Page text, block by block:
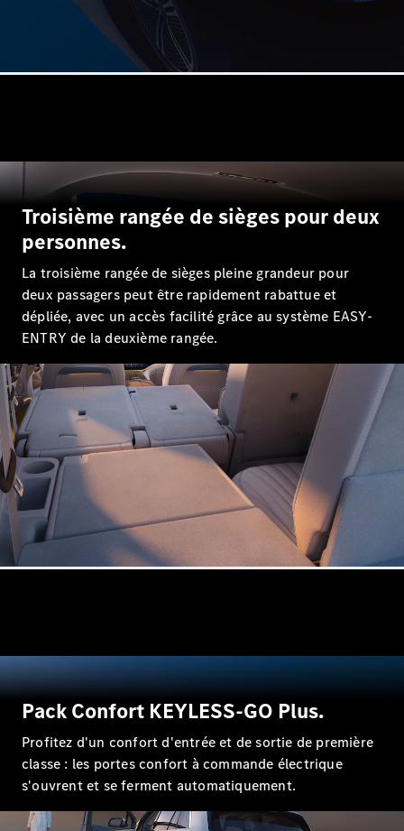
Breaks
Shooting
Brake
Électrique
CLA
Shooting
Brake
Classe C
Break
Classe C
Break All-
Terrain
Classe E
Break
Classe E
Break All-
Terrain
Configurateur
Mercedes-
Benz Store
Hatchback
Tous les
Hatchbacks
Classe A
Berline
compacte
Classe B
Troisième rangée de sièges pour deux
personnes.
La troisième rangée de sièges pleine grandeur pour
deux passagers peut être rapidement rabattue et
dépliée, avec un accès facilité grâce au système EASY-
ENTRY de la deuxième rangée.
Pack Confort KEYLESS-GO Plus.
Profitez d'un confort d'entrée et de sortie de première
classe : les portes confort à commande électrique
s'ouvrent et se ferment automatiquement.